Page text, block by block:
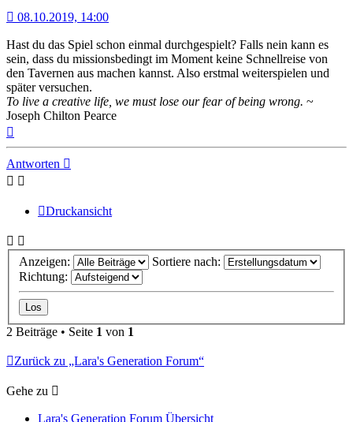
08.10.2019, 14:00
Hast du das Spiel schon einmal durchgespielt? Falls nein kann es
sein, dass du missionsbedingt im Moment keine Schnellreise von
den Tavernen aus machen kannst. Also erstmal weiterspielen und
später versuchen.
To live a creative life, we must lose our fear of being wrong. ~
Joseph Chilton Pearce
Antworten
Druckansicht
Anzeigen:
Sortiere nach:
Richtung:
2 Beiträge • Seite 1 von 1
Zurück zu „Lara's Generation Forum“
Gehe zu
Lara's Generation Forum Übersicht